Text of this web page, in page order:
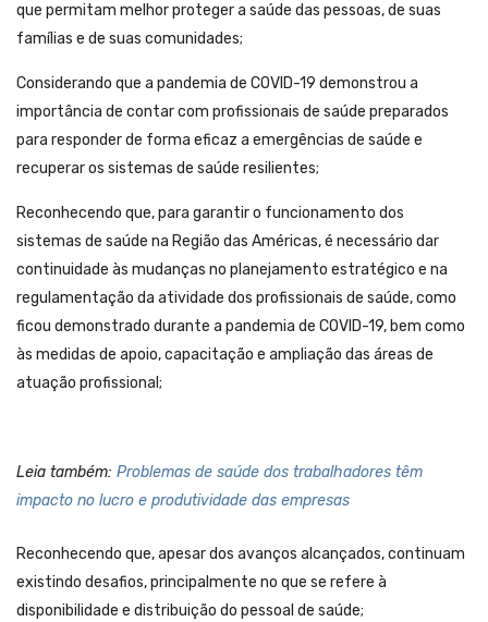
que permitam melhor proteger a saúde das pessoas, de suas
famílias e de suas comunidades;
Considerando que a pandemia de COVID-19 demonstrou a
importância de contar com profissionais de saúde preparados
para responder de forma eficaz a emergências de saúde e
recuperar os sistemas de saúde resilientes;
Reconhecendo que, para garantir o funcionamento dos
sistemas de saúde na Região das Américas, é necessário dar
continuidade às mudanças no planejamento estratégico e na
regulamentação da atividade dos profissionais de saúde, como
ficou demonstrado durante a pandemia de COVID-19, bem como
às medidas de apoio, capacitação e ampliação das áreas de
atuação profissional;
Leia também: Problemas de saúde dos trabalhadores têm
impacto no lucro e produtividade das empresas
Reconhecendo que, apesar dos avanços alcançados, continuam
existindo desafios, principalmente no que se refere à
disponibilidade e distribuição do pessoal de saúde;